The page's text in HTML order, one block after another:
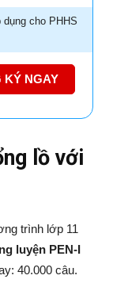
dụng cho PHHS
KÝ NGAY
lồ với
trình lớp 11
luyện PEN-I
40.000 câu.